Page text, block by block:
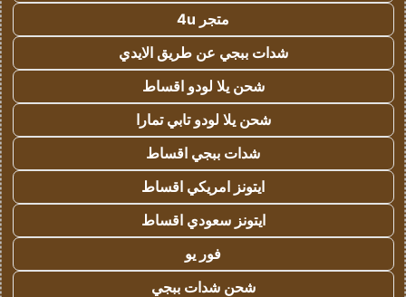
متجر 4u
شدات ببجي عن طريق الايدي
شحن يلا لودو اقساط
شحن يلا لودو تابي تمارا
شدات ببجي اقساط
ايتونز امريكي اقساط
ايتونز سعودي اقساط
فور يو
شحن شدات ببجي